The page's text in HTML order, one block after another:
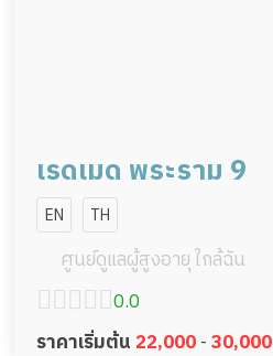
เรดเมด พระราม 9
EN TH
ศูนย์ดูแลผู้สูงอายุ ใกล้ฉัน
0.0
ราคาเริ่มต้น 22,000-30,000